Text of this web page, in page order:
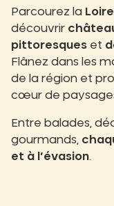
Parcourez la
découvrir
pittoresques et
Flânez dans les
de la région et
cœur de
Entre balades,
gourmands,
et à l’évasion.